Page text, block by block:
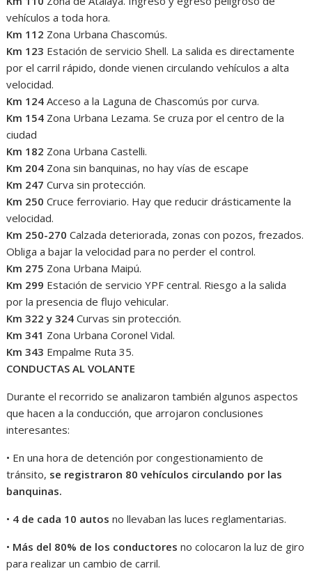
vehículos a toda hora.
Km 112 Zona Urbana Chascomús.
Km 123 Estación de servicio Shell. La salida es directamente
por el carril rápido, donde vienen circulando vehículos a alta
velocidad.
Km 124Acceso a la Laguna de Chascomús por curva.
Km 154 Zona Urbana Lezama. Se cruza por el centro de la
ciudad
Km 182 Zona Urbana Castelli.
Km 204 Zona sin banquinas, no hay vías de escape
Km 247Curva sin protección.
Km 250Cruce ferroviario. Hay que reducir drásticamente la
velocidad.
Km 250-270Calzada deteriorada, zonas con pozos, frezados.
Obliga a bajar la velocidad para no perder el control.
Km 275 Zona Urbana Maipú.
Km 299 Estación de servicio YPF central. Riesgo a la salida
por la presencia de flujo vehicular.
Km 322 y 324Curvas sin protección.
Km 341 Zona Urbana Coronel Vidal.
Km 343 Empalme Ruta 35.
CONDUCTAS AL VOLANTE
Durante el recorrido se analizaron también algunos aspectos
que hacen a la conducción, que arrojaron conclusiones
interesantes:
• En una hora de detención por congestionamiento de
tránsito, se registraron 80 vehículos circulando por las
banquinas.
• 4 de cada 10 autos no llevaban las luces reglamentarias.
• Más del 80% de los conductores no colocaron la luz de giro
para realizar un cambio de carril.